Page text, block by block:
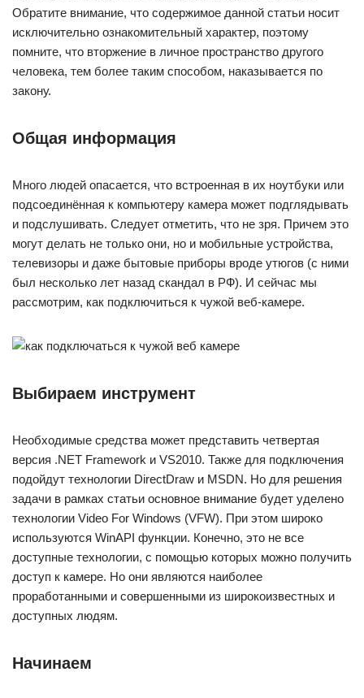
Обратите внимание, что содержимое данной статьи носит
исключительно ознакомительный характер, поэтому
помните, что вторжение в личное пространство другого
человека, тем более таким способом, наказывается по
закону.
Общая информация
Много людей опасается, что встроенная в их ноутбуки или
подсоединённая к компьютеру камера может подглядывать
и подслушивать. Следует отметить, что не зря. Причем это
могут делать не только они, но и мобильные устройства,
телевизоры и даже бытовые приборы вроде утюгов (с ними
был несколько лет назад скандал в РФ). И сейчас мы
рассмотрим, как подключиться к чужой веб-камере.
Выбираем инструмент
Необходимые средства может представить четвертая
версия .NET Framework и VS2010. Также для подключения
подойдут технологии DirectDraw и MSDN. Но для решения
задачи в рамках статьи основное внимание будет уделено
технологии Video For Windows (VFW). При этом широко
используются WinAPI функции. Конечно, это не все
доступные технологии, с помощью которых можно получить
доступ к камере. Но они являются наиболее
проработанными и совершенными из широкоизвестных и
доступных людям.
Начинаем